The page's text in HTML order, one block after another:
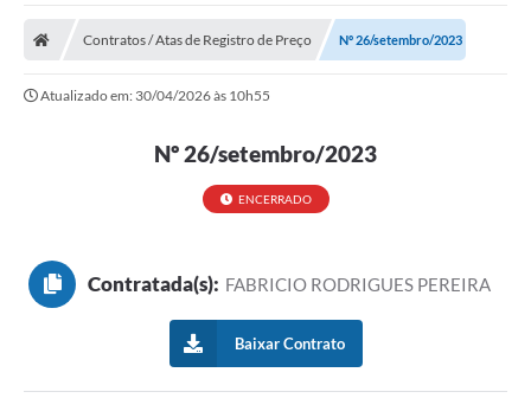
Contratos / Atas de Registro de Preço Nº 26/setembro/2023
Atualizado em: 30/04/2026 às 10h55
Nº 26/setembro/2023
ENCERRADO
Contratada(s): FABRICIO RODRIGUES PEREIRA
Baixar Contrato